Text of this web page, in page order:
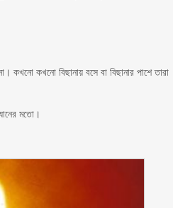
কখনো বিছানায় বসে বা বিছানার পাশে তারা
মতো।